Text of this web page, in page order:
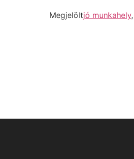
Megjelöltjó munkahely,